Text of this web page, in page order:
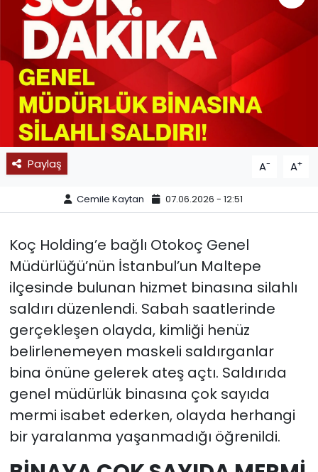
Paylaş A- A+
Cemile Kaytan 07.06.2026 - 12:51
Koç Holding’e bağlı Otokoç Genel
Müdürlüğü’nün İstanbul’un Maltepe
ilçesinde bulunan hizmet binasına silahlı
saldırı düzenlendi. Sabah saatlerinde
gerçekleşen olayda, kimliği henüz
belirlenemeyen maskeli saldırganlar
bina önüne gelerek ateş açtı. Saldırıda
genel müdürlük binasına çok sayıda
mermi isabet ederken, olayda herhangi
bir yaralanma yaşanmadığı öğrenildi.
SPOR
11:11 MANŞET